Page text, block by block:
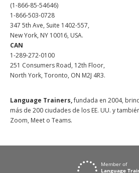
(1-866-85-54646)
1-866-503-0728
347 5th Ave, Suite 1402-557,
New York, NY 10016, USA.
CAN
1-289-272-0100
251 Consumers Road, 12th Floor,
North York, Toronto, ON M2J 4R3.
Language Trainers,fundada en 2004,
más de 200 ciudades de los EE. UU. y
Zoom, Meet o Teams.